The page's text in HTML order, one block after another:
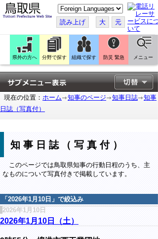
こ
の
ペ
ー
ジ
翻
訳
す
る
読み上げ 大 元
県外の方へ 分野で探す 組織で探す 防災 緊急 メニュー
現在の位置： ホーム 知事のページ 知事日誌
知事
日誌（写真付）
知事日誌（写真付）
このページでは鳥取県知事の行動日程のうち、主
なものについて写真付きで掲載しています。
「 2026年1月10日 」で絞込み
2026年1月10日
2026年1月10日（土）